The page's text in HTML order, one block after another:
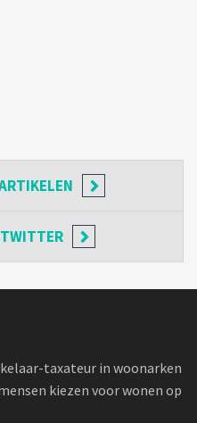
taxateur in woonarken
kiezen voor wonen op